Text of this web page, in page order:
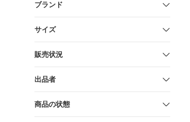
ブランド
サイズ
販売状況
出品者
商品の状態